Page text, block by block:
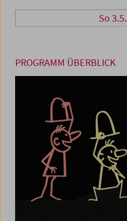
So 3.5.
PROGRAMM ÜBERBLICK